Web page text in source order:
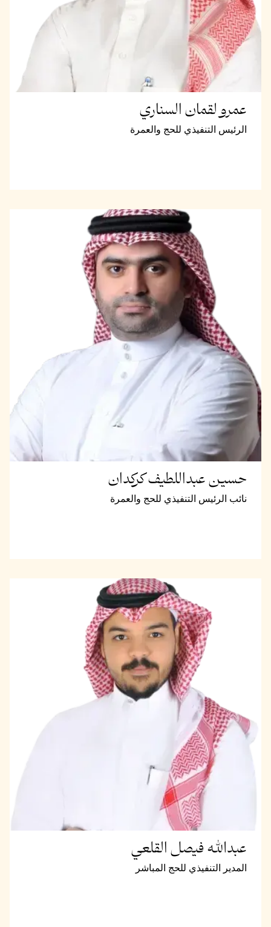
عمرو لقمان السناري
الرئيس التنفيذي للحج والعمرة
حسين عبداللطيف كركدان
نائب الرئيس التنفيذي للحج والعمرة
عبدالله فيصل القلعي
المدير التنفيذي للحج المباشر